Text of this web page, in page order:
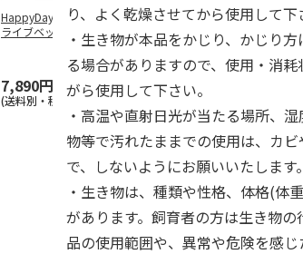
HappyDays 2wayド
ライブベッド グレ
7,890円
(送料別・税込)
獣医師開発 ニオイ
をとる砂専用 猫ト
イレ ナチュラルグ
レー
1,550円
(送料別・税込)
デオトイレ
らない消臭
ンド 4L
り、よく乾燥させてから使用して下
・生き物が本品をかじり、かじり
る場合がありますので、使用・消
がら使用して下さい。
・高温や直射日光が当たる場所、
物等で汚れたままでの使用は、カ
で、しないようにお願いいたします。
・生き物は、種類や性格、体格(体
があります。飼育者の方は生き物
品の使用範囲や、異常や危険を感